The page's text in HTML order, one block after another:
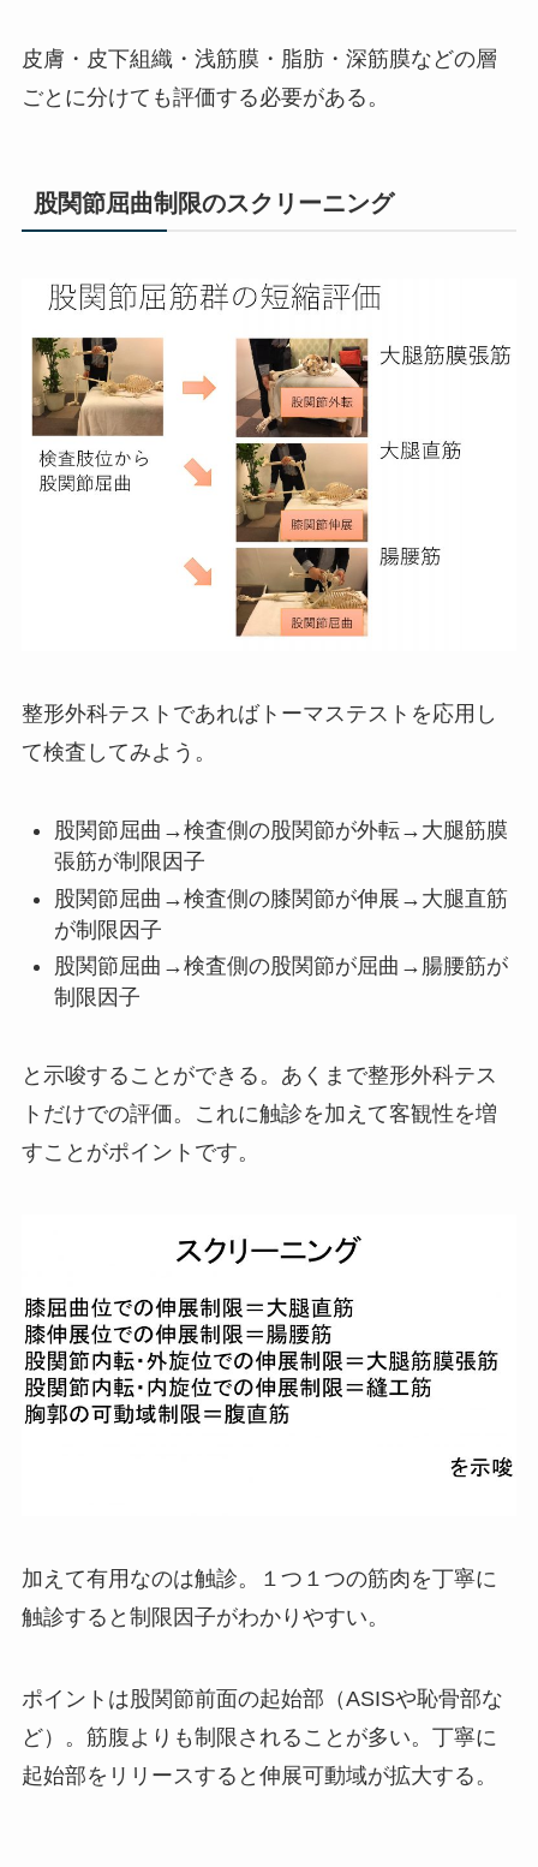
皮膚・皮下組織・浅筋膜・脂肪・深筋膜などの層
ごとに分けても評価する必要がある。
股関節屈曲制限のスクリーニング
整形外科テストであればトーマステストを応用し
て検査してみよう。
股関節屈曲→検査側の股関節が外転→大腿筋膜
張筋が制限因子
股関節屈曲→検査側の膝関節が伸展→大腿直筋
が制限因子
股関節屈曲→検査側の股関節が屈曲→腸腰筋が
制限因子
と示唆することができる。あくまで整形外科テス
トだけでの評価。これに触診を加えて客観性を増
すことがポイントです。
加えて有用なのは触診。１つ１つの筋肉を丁寧に
触診すると制限因子がわかりやすい。
ポイントは股関節前面の起始部（ASISや恥骨部な
ど）。筋腹よりも制限されることが多い。丁寧に
起始部をリリースすると伸展可動域が拡大する。